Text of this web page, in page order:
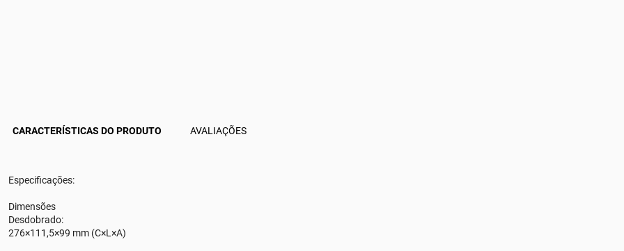
CARACTERÍSTICAS DO PRODUTO AVALIAÇÕES
Especificações:
Dimensões
Desdobrado:
276×111,5×99 mm (C×L×A)